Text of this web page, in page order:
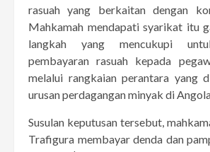
rasuah yang berkaitan dengan
Mahkamah mendapati syarikat itu
langkah yang mencukupi
pembayaran rasuah kepada
melalui rangkaian perantara yang
urusan perdagangan minyak di
Susulan keputusan tersebut,
Trafigura membayar denda dan